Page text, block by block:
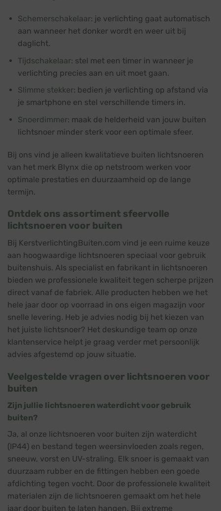
Schemerschakelaar: je verlichting gaat automatisch
aan wanneer het donker wordt en weer uit bij
daglicht.
Tijdschakelaar: stel met een timer in wanneer je
verlichting precies aan en uit moet gaan.
Slimme stekker: bedien je verlichting op afstand via
je smartphone en stel verschillende timers in.
Snoerdimmer: maak de helderheid van jouw buiten
lichtsnoer minder sterk voor een optimale sfeer.
Bij ons vind je alleen kwalitatieve buiten lichtsnoeren
van het merk Blynx die op netstroom werken voor
optimale prestaties en duurzaamheid op de lange
termijn.
Ontdek ons assortiment sfeervolle
lichtsnoeren voor buiten
Bij KerstverlichtingBuiten.com vind je een ruime keuze
aan hoogwaardige lichtsnoeren speciaal voor gebruik
buitenshuis. Als specialist en fabrikant in lichtsnoeren
bieden we professionele kwaliteit tegen scherpe prijzen
direct vanaf de fabriek. Alle producten hebben we het
hele jaar door op voorraad in ons eigen magazijn voor
snelle levering. Heb je advies nodig bij het kiezen van
het juiste lichtsnoer? Het deskundige team op onze
klantenservice helpt je graag verder met persoonlijk
advies afgestemd op jouw situatie.
Veelgestelde vragen over lichtsnoeren voor
buiten
Zijn jullie lichtsnoeren waterdicht voor gebruik
buiten?
Ja, al onze lichtsnoeren voor buiten zijn waterdicht
(IP44) en bestand tegen weersinvloeden zoals regen,
sneeuw, vorst en UV-straling. Elk snoer is gemaakt van
duurzaam rubber en de fittingen hebben een goede
afdichting tegen vocht. Door de professionele kwaliteit
materialen zijn de lichtsnoeren gemaakt om het hele
jaar door buiten te laten hangen. Bij extreme